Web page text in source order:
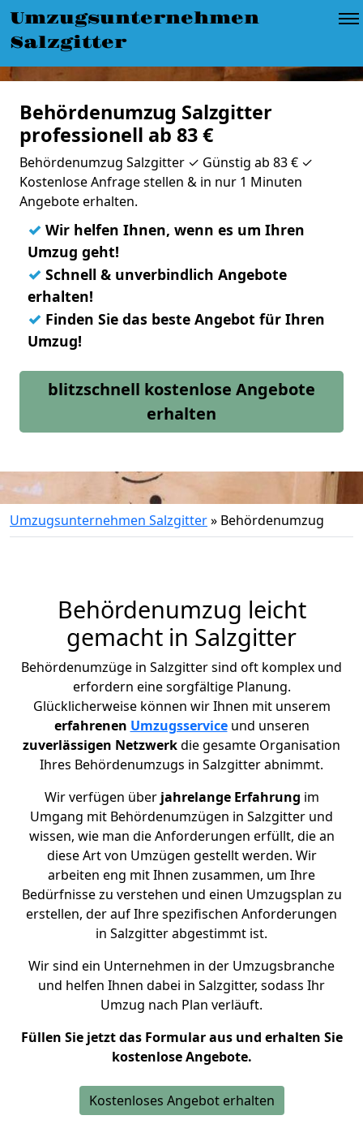
Umzugsunternehmen
Salzgitter
Behördenumzug Salzgitter
professionell ab 83 €
Behördenumzug Salzgitter ✓ Günstig ab 83 € ✓
Kostenlose Anfrage stellen & in nur 1 Minuten
Angebote erhalten.
✓ Wir helfen Ihnen, wenn es um Ihren
Umzug geht!
✓ Schnell & unverbindlich Angebote
erhalten!
✓ Finden Sie das beste Angebot für Ihren
Umzug!
blitzschnell kostenlose Angebote
erhalten
Umzugsunternehmen Salzgitter» Behördenumzug
Behördenumzug leicht
gemacht in Salzgitter
Behördenumzüge in Salzgittersind oft komplex und
erfordern eine sorgfältige Planung.
Glücklicherweise können wir Ihnen mit unserem
erfahrenen Umzugsserviceund unseren
zuverlässigen Netzwerkdie gesamte Organisation
Ihres Behördenumzugs in Salzgitterabnimmt.
Wir verfügen über jahrelange Erfahrung im
Umgang mit Behördenumzügen in Salzgitter und
wissen, wie man die Anforderungen erfüllt, die an
diese Art von Umzügen gestellt werden. Wir
arbeiten eng mit Ihnen zusammen, um Ihre
Bedürfnisse zu verstehen und einen Umzugsplan zu
erstellen, der auf Ihre spezifischen Anforderungen
in Salzgitter abgestimmt ist.
Wir sind ein Unternehmen in der Umzugsbranche
und helfen Ihnen dabei in Salzgitter, sodass Ihr
Umzug nach Plan verläuft.
Füllen Sie jetzt das Formular aus und erhalten Sie
kostenlose Angebote.
Kostenloses Angebot erhalten